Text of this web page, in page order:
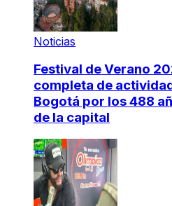
Noticias
Festival de Verano
completa de
Bogotá por los 488
de la capital